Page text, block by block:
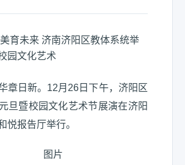
章日新。12月26日下午，济阳区
旦暨校园文化艺术节展演在济阳
悦报告厅举行。